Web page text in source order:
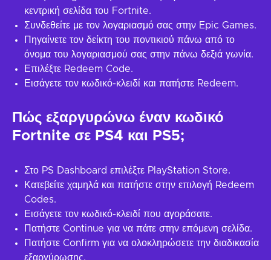
κεντρική σελίδα του Fortnite.
Συνδεθείτε με τον λογαριασμό σας στην Epic Games.
Πηγαίνετε τον δείκτη του ποντικιού πάνω από το
όνομα του λογαριασμού σας στην πάνω δεξιά γωνία.
Επιλέξτε Redeem Code.
Εισάγετε τον κωδικό-κλειδί και πατήστε Redeem.
Πώς εξαργυρώνω έναν κωδικό
Fortnite σε PS4 και PS5;
Στο PS Dashboard επιλέξτε PlayStation Store.
Κατεβείτε χαμηλά και πατήστε στην επιλογή Redeem
Codes.
Εισάγετε τον κωδικό-κλειδί που αγοράσατε.
Πατήστε Continue για να πάτε στην επόμενη σελίδα.
Πατήστε Confirm για να ολοκληρώσετε την διαδικασία
εξαργύρωσης.